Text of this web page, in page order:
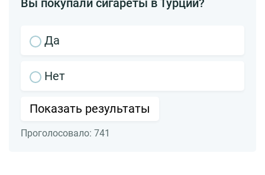
Вы покупали сигареты в Турции?
Да
Нет
Показать результаты
Проголосовало: 741